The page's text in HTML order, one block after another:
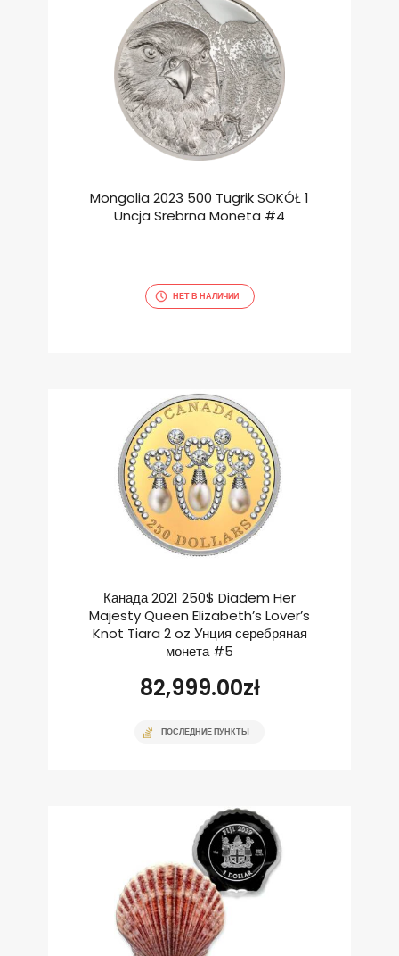
Mongolia 2023 500 Tugrik SOKÓŁ 1
Uncja Srebrna Moneta #4
НЕТ В НАЛИЧИИ
Канада 2021 250$ Diadem Her
Majesty Queen Elizabeth’s Lover’s
Knot Tiara 2 oz Унция серебряная
монета #5
82,999.00zł
ПОСЛЕДНИЕ ПУНКТЫ